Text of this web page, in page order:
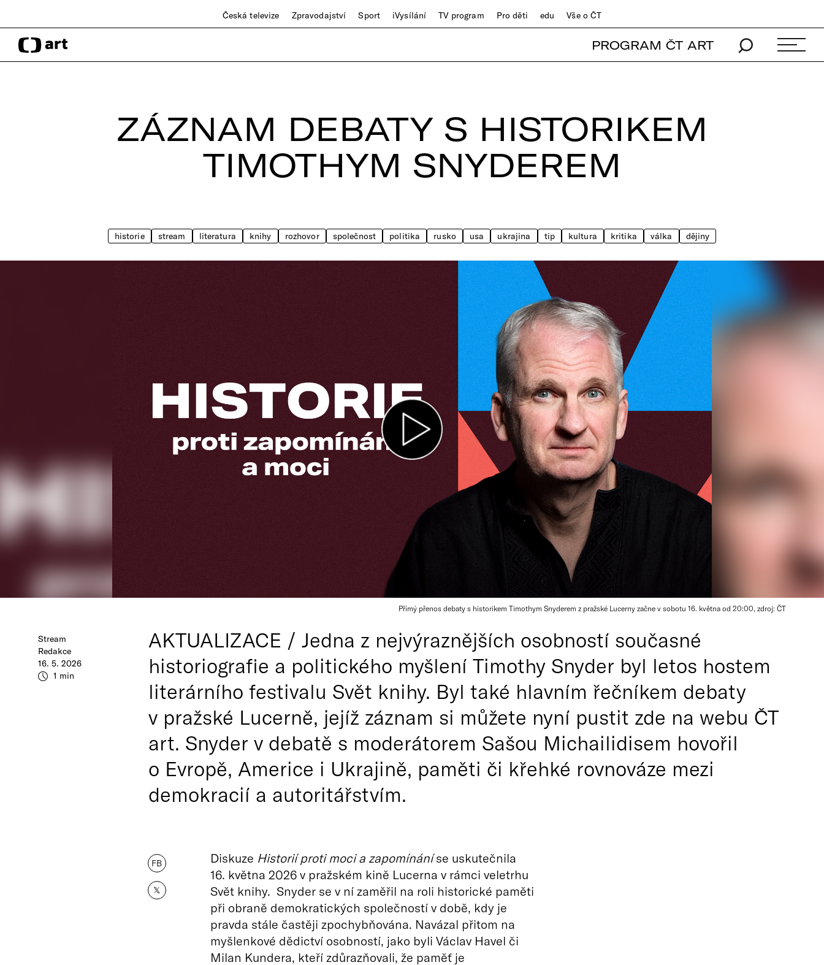
Česká televize Zpravodajství Sport iVysílání TV program Pro děti edu Vše o ČT
PROGRAM ČT ART
ZÁZNAM DEBATY S HISTORIKEM
TIMOTHYM SNYDEREM
historie stream literatura knihy rozhovor společnost politika rusko usa ukrajina tip kultura kritika válka dějiny
Přímý přenos debaty s historikem Timothym Snyderem z pražské Lucerny začne v sobotu 16. května od 20:00, zdroj: ČT
Stream
Redakce
16. 5. 2026
1 min
AKTUALIZACE / Jedna z nejvýraznějších osobností současné
historiografie a politického myšlení Timothy Snyder byl letos hostem
literárního festivalu Svět knihy. Byl také hlavním řečníkem debaty
v pražské Lucerně, jejíž záznam si můžete nyní pustit zde na webu ČT
art. Snyder v debatě s moderátorem Sašou Michailidisem hovořil
o Evropě, Americe i Ukrajině, paměti či křehké rovnováze mezi
demokracií a autoritářstvím.
FB
𝕏
Diskuze Historií proti moci a zapomínáníse uskutečnila
16. května 2026 v pražském kině Lucerna v rámci veletrhu
Svět knihy. Snyder se v ní zaměřil na roli historické paměti
při obraně demokratických společností v době, kdy je
pravda stále častěji zpochybňována. Navázal přitom na
myšlenkové dědictví osobností, jako byli Václav Havel či
Milan Kundera, kteří zdůrazňovali, že paměť je